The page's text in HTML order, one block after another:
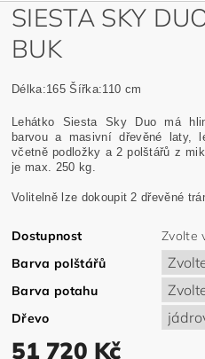
SIESTA SKY
BUK
Délka:165Šířka:110 cm
Lehátko Siesta Sky Duo má
barvou a masivní dřevěné laty,
včetně podložky a 2 polštářů z
je max. 250 kg.
Volitelně lze dokoupit 2 dřevěné
Dostupnost
Zvolte
Barva polštářů
Barva potahu
Dřevo
51 720 Kč